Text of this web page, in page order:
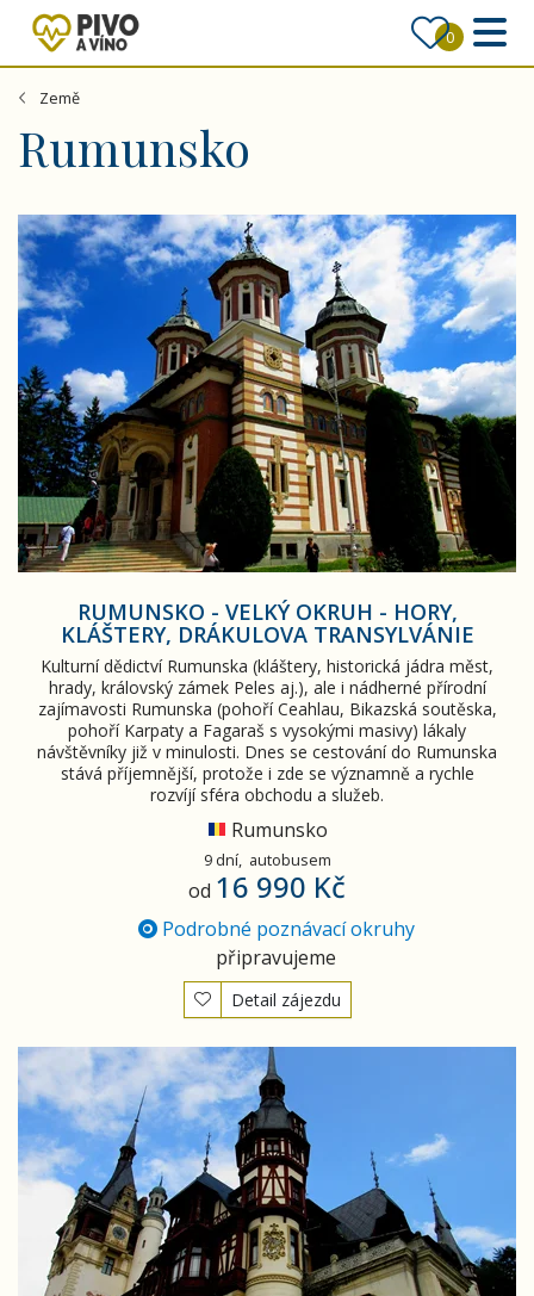
0
Země
Rumunsko
Rumunsko - velký okruh - hory, kláštery, Drákulova
RUMUNSKO - VELKÝ OKRUH - HORY,
KLÁŠTERY, DRÁKULOVA TRANSYLVÁNIE
Kulturní dědictví Rumunska (kláštery, historická jádra měst,
hrady, královský zámek Peles aj.), ale i nádherné přírodní
zajímavosti Rumunska (pohoří Ceahlau, Bikazská soutěska,
pohoří Karpaty a Fagaraš s vysokými masivy) lákaly
návštěvníky již v minulosti. Dnes se cestování do Rumunska
stává příjemnější, protože i zde se významně a rychle
rozvíjí sféra obchodu a služeb.
Rumunsko
9 dní, autobusem
od 16 990 Kč
Podrobné poznávací okruhy
připravujeme
Detail zájezdu
Pohodový týden v Transylvánii